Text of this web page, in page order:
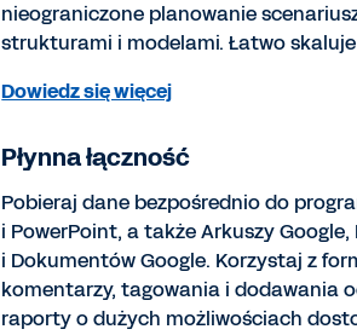
nieograniczone planowanie
strukturami i modelami. Łatwo skaluje
Dowiedz się więcej
Płynna łączność
Pobieraj dane bezpośrednio do
i PowerPoint, a także Arkuszy
i Dokumentów Google. Korzystaj z
komentarzy, tagowania i dodawania
raporty o dużych możliwościach